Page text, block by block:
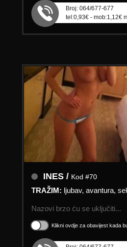
Broj: 064/677-677
tel:0,93€ - mob:1,12€
INES / Kod #70
TRAŽIM: ljubav, avantura,
Nazovi brzo ću se uključiti...
Klikni ovdje za obavijest kada